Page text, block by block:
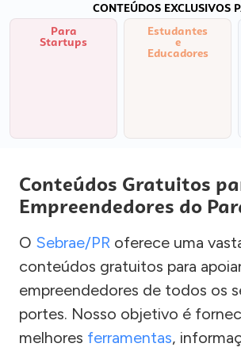
CONTEÚDOS EXCLUSIVOS
Para
Startups
Estudantes
e
Educadores
Conteúdos Gratuitos
Empreendedores do
O Sebrae/PR oferece uma
conteúdos gratuitos para
empreendedores de todos os
portes. Nosso objetivo é
melhores ferramentas,